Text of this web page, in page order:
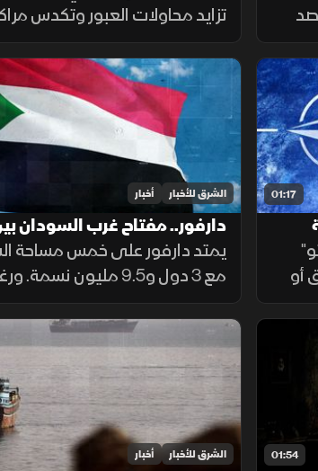
حساب
تزايد محاولات العبور وتكدس
فيما تواصل السلطات ملاحقة
وسط تداعيات إنسانية وأمنية
الأوروبية.
01:17
أو
الشرق للأخبار أخبار
دارفور.. مفتاح غرب السودان
والمأساة
يمتد دارفور على خمس مساحة
مع 3 دول و9.5 مليون
الحيوانية والمعدنية وجبل مرة،
الدولية عام 2005.
01:54 الشرق للأخبار أخبار